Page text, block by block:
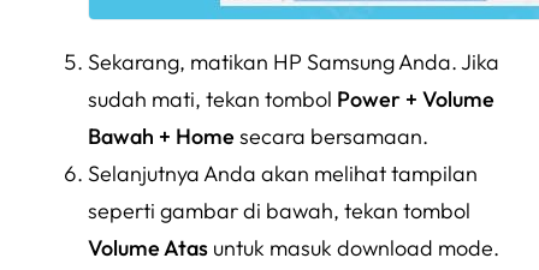
Sekarang, matikan HP Samsung Anda. Jika
sudah mati, tekan tombol Power + Volume
Bawah + Homesecara bersamaan.
Selanjutnya Anda akan melihat tampilan
seperti gambar di bawah, tekan tombol
Volume Atas untuk masuk download mode.